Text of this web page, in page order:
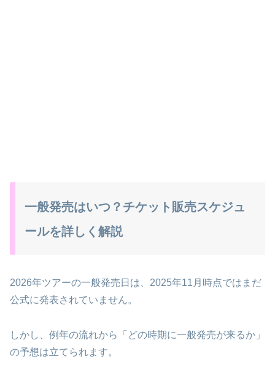
一般発売はいつ？チケット販売スケジュ
ールを詳しく解説
2026年ツアーの一般発売日は、2025年11月時点ではまだ
公式に発表されていません。
しかし、例年の流れから「どの時期に一般発売が来るか」
の予想は立てられます。